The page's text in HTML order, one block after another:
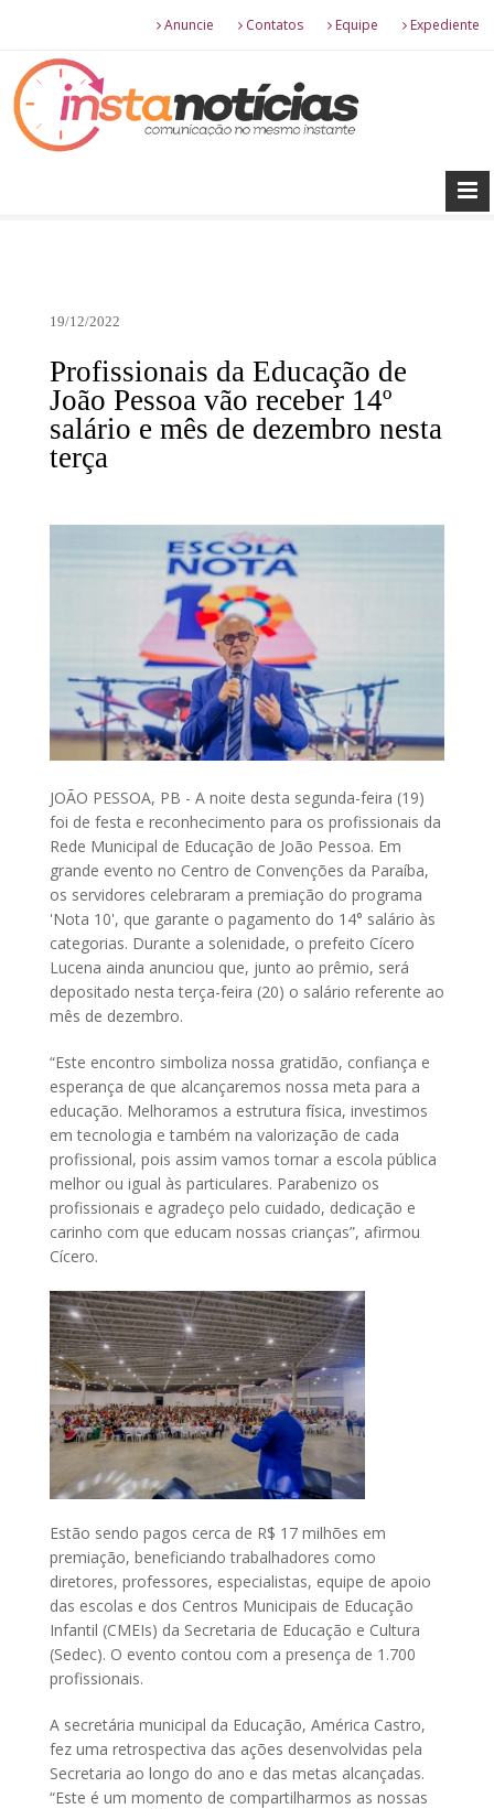
Anuncie Contatos Equipe Expediente
19/12/2022
Profissionais da Educação de
João Pessoa vão receber 14º
salário e mês de dezembro nesta
terça
JOÃO PESSOA, PB - A noite desta segunda-feira (19)
foi de festa e reconhecimento para os profissionais da
Rede Municipal de Educação de João Pessoa. Em
grande evento no Centro de Convenções da Paraíba,
os servidores celebraram a premiação do programa
'Nota 10', que garante o pagamento do 14° salário às
categorias. Durante a solenidade, o prefeito Cícero
Lucena ainda anunciou que, junto ao prêmio, será
depositado nesta terça-feira (20) o salário referente ao
mês de dezembro.
“Este encontro simboliza nossa gratidão, confiança e
esperança de que alcançaremos nossa meta para a
educação. Melhoramos a estrutura física, investimos
em tecnologia e também na valorização de cada
profissional, pois assim vamos tornar a escola pública
melhor ou igual às particulares. Parabenizo os
profissionais e agradeço pelo cuidado, dedicação e
carinho com que educam nossas crianças”, afirmou
Cícero.
Estão sendo pagos cerca de R$ 17 milhões em
premiação, beneficiando trabalhadores como
diretores, professores, especialistas, equipe de apoio
das escolas e dos Centros Municipais de Educação
Infantil (CMEIs) da Secretaria de Educação e Cultura
(Sedec). O evento contou com a presença de 1.700
profissionais.
A secretária municipal da Educação, América Castro,
fez uma retrospectiva das ações desenvolvidas pela
Secretaria ao longo do ano e das metas alcançadas.
“Este é um momento de compartilharmos as nossas